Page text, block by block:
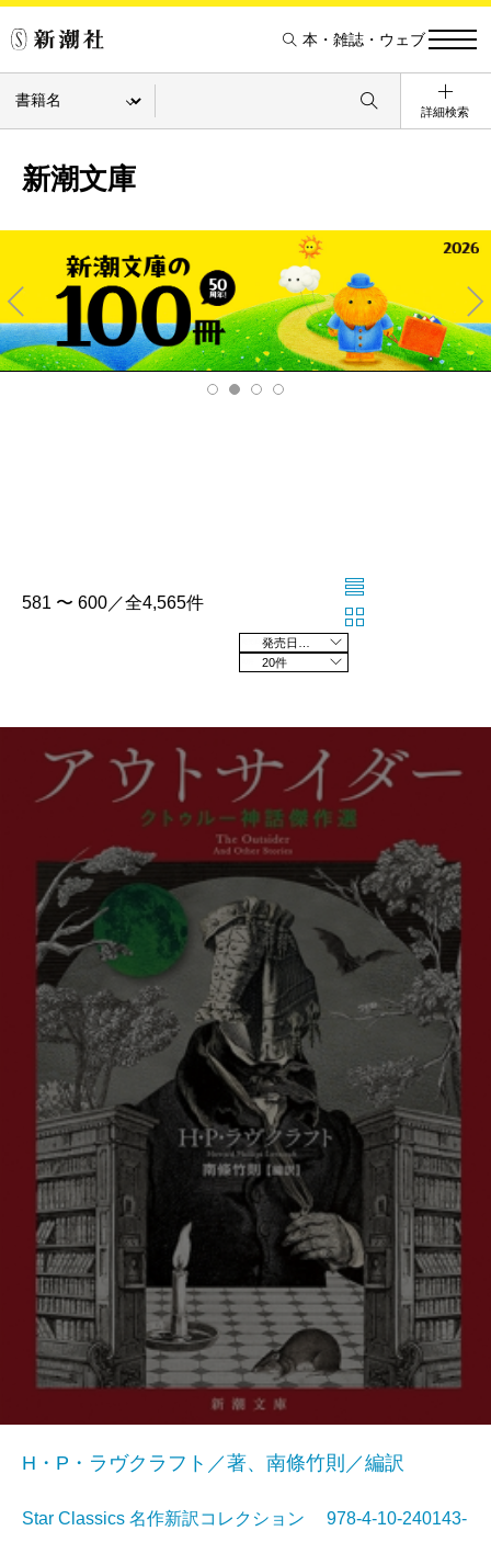
本・雑誌・ウェブ
詳細検索
新潮文庫
Pre
v
Ne
xt
581 〜 600／全4,565件
20件
H・P・ラヴクラフト／著、南條竹則／編訳
Star Classics 名作新訳コレクション 978-4-10-240143-